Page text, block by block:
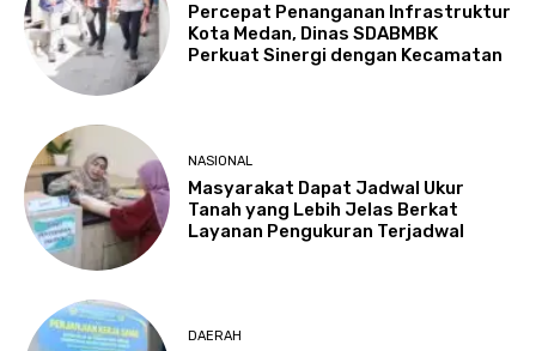
Percepat Penanganan Infrastruktur
Kota Medan, Dinas SDABMBK
Perkuat Sinergi dengan Kecamatan
NASIONAL
Masyarakat Dapat Jadwal Ukur
Tanah yang Lebih Jelas Berkat
Layanan Pengukuran Terjadwal
DAERAH